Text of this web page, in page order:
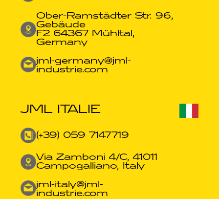
Ober-Ramstädter Str. 96,
Gebäude
F2 64367 Mühltal,
Germany
jml-germany@jml-
industrie.com​
JML ITALIE
(+39) 059 7147719
Via Zamboni 4/C, 41011
Campogalliano, Italy
jml-italy@jml-
industrie.com